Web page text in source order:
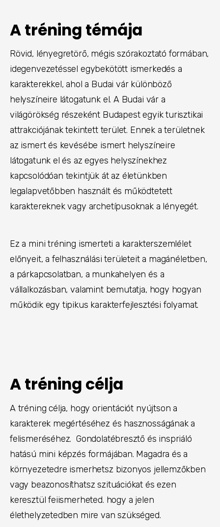
A tréning témája
Rövid, lényegretörő, mégis szórakoztató formában,
idegenvezetéssel egybekötött ismerkedés a
karakterekkel, ahol a Budai vár különböző
helyszíneire látogatunk el. A Budai vár a
világörökség részeként Budapest egyik turisztikai
attrakciójának tekintett terület. Ennek a területnek
az ismert és kevésébe ismert helyszíneire
látogatunk el és az egyes helyszínekhez
kapcsolódóan tekintjük át az életünkben
legalapvetőbben használt és működtetett
karaktereknek vagy archetípusoknak a lényegét.
Ez a mini tréning ismerteti a karakterszemlélet
előnyeit, a felhasználási területeit a magánéletben,
a párkapcsolatban, a munkahelyen és a
vállalkozásban, valamint bemutatja, hogy hogyan
működik egy tipikus karakterfejlesztési folyamat.
A tréning célja
A tréning célja, hogy orientációt nyújtson a
karakterek megértéséhez és hasznosságának a
felismeréséhez. Gondolatébresztő és inspriáló
hatású mini képzés formájában. Magadra és a
környezetedre ismerhetsz bizonyos jellemzőkben
vagy beazonosíthatsz szituációkat és ezen
keresztül feiismerheted. hogy a jelen
élethelyzetedben mire van szükséged.